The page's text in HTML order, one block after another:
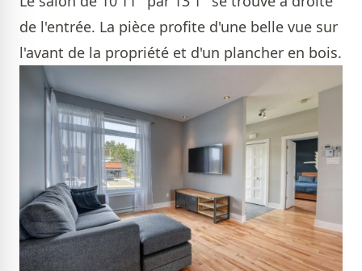
de l'entrée. La pièce profite d'une belle vue sur
l'avant de la propriété et d'un plancher en bois.